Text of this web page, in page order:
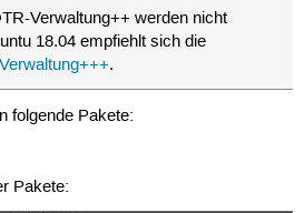
Verwaltung++ werden nicht
18.04 empfiehlt sich die
.
folgende Pakete:
Pakete: